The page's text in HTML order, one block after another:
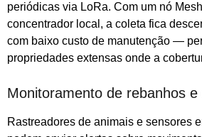
periódicas via LoRa. Com um nó
concentrador local, a coleta fica
com baixo custo de manutenção —
propriedades extensas onde a
Monitoramento de rebanhos e
Rastreadores de animais e sensores